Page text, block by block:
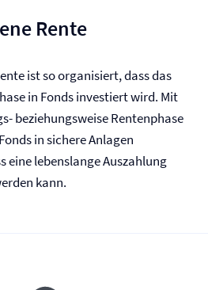
Rente
ist so organisiert, dass das
in Fonds investiert wird. Mit
beziehungsweise Rentenphase
in sichere Anlagen
eine lebenslange Auszahlung
kann.